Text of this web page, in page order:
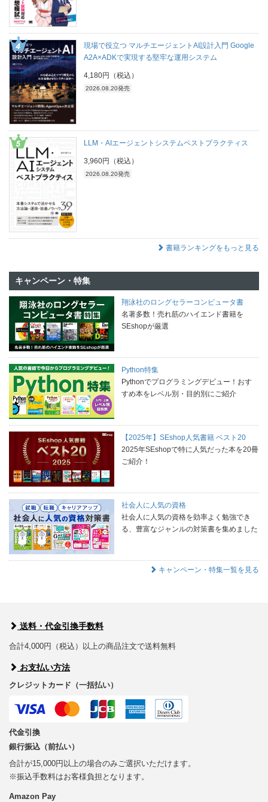
現場で役立つ マルチエージェントAI設計入門 Google
A2A×ADKで実現する堅牢な運用システム
4,180円（税込）
2026.08.20発売
LLM・AIエージェントシステムベストプラクティス
3,960円（税込）
2026.08.20発売
書籍ランキングをもっと見る
キャンペーン・特集
翔泳社のロングセラーコンピュータ書
名著多数！売れ筋のハイエンド書籍を
SEshopが厳選
Python特集
Pythonでプログラミングデビュー！おす
すめ本をレベル別・目的別にご紹介
【2025年】SEshop人気書籍 ベスト20
2025年SEshopで特に人気だった本を20冊
ご紹介！
社会人に人気の資格
社会人に人気の資格を効率よく勉強でき
る、豊富なジャンルの対策書を集めました
キャンペーン・特集一覧を見る
送料・代金引換手数料
合計4,000円（税込）以上の商品注文で送料無料
お支払い方法
クレジットカード（一括払い）
代金引換
銀行振込（前払い）
合計が15,000円以上の場合のみご選択いただけます。
※振込手数料はお客様負担となります。
Amazon Pay